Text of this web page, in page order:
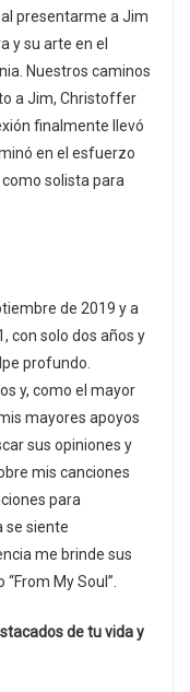
presentarme a Jim
y su arte en el
Nuestros caminos
a Jim, Christoffer
finalmente llevó
en el esfuerzo
solista para
de 2019 y a
con solo dos años y
profundo.
y, como el mayor
mayores apoyos
sus opiniones y
mis canciones
para
se siente
me brinde sus
My Soul”.
de tu vida y